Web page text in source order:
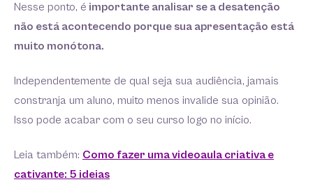
Nesse ponto, é importante analisar se a desatenção
não está acontecendo porque sua apresentação está
muito monótona.
Independentemente de qual seja sua audiência, jamais
constranja um aluno, muito menos invalide sua opinião.
Isso pode acabar com o seu curso logo no início.
Leia também: Como fazer uma videoaula criativa e
cativante: 5 ideias